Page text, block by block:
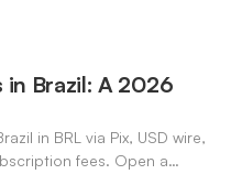
Brazil: A 2026
in BRL via Pix, USD wire,
fees. Open a